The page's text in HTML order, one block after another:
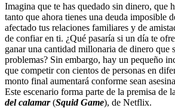
Imagina que te has quedado sin dinero, que
tanto que ahora tienes una deuda imposible
afectado tus relaciones familiares y de
de confiar en ti. ¿Qué pasaría si un día te
ganar una cantidad millonaria de dinero que
problemas? Sin embargo, hay un pequeño
que competir con cientos de personas en
monto final aumentará conforme sean
Este escenario forma parte de la premisa de
del calamar(Squid Game), de Netflix.